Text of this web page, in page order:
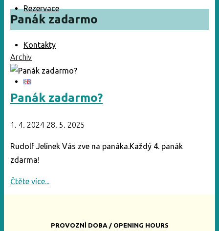
Rezervace
Kontakty
Panák zadarmo
Archiv
Panák zadarmo?
1. 4. 2024 28. 5. 2025
Rudolf Jelínek Vás zve na panáka.Každý 4. panák
zdarma!
Čtěte více...
PROVOZNÍ DOBA / OPENING HOURS